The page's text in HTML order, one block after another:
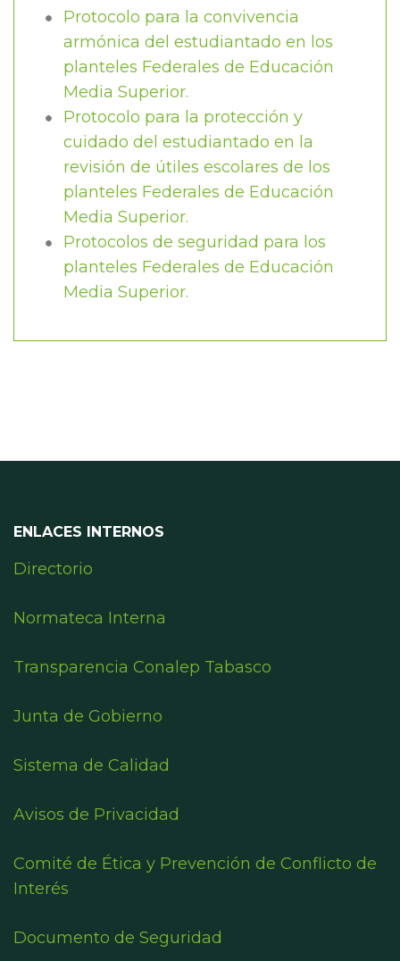
Protocolo para la convivencia
armónica del estudiantado en los
planteles Federales de Educación
Media Superior.
Protocolo para la protección y
cuidado del estudiantado en la
revisión de útiles escolares de los
planteles Federales de Educación
Media Superior.
Protocolos de seguridad para los
planteles Federales de Educación
Media Superior.
ENLACES INTERNOS
Directorio
Normateca Interna
Transparencia Conalep Tabasco
Junta de Gobierno
Sistema de Calidad
Avisos de Privacidad
Comité de Ética y Prevención de Conflicto de
Interés
Documento de Seguridad